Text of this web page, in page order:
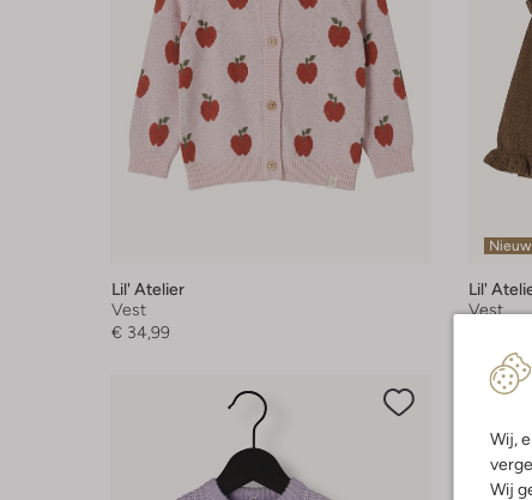
Wij,
Wij
Lil' Atelier
Vest
€ 34,99
Nieuw
Lil'
Vest